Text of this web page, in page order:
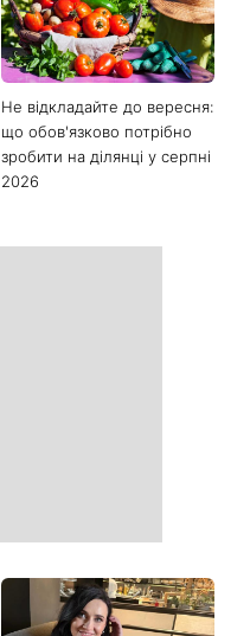
Не відкладайте до вересня:
що обов'язково потрібно
зробити на ділянці у серпні
2026